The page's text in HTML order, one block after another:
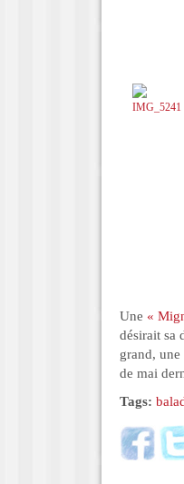
Une «
désirait sa
grand,
de mai
Tags: